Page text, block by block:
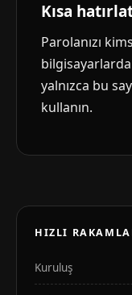
Kısa
Parolanızı
yalnızca bu
kullanın.
HIZLI
Kuruluş